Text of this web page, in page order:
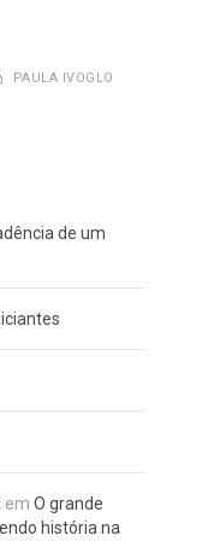
PAULA IVOGLO
de um
emO grande
história na